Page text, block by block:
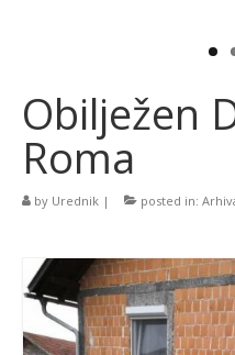
Obilježen
Roma
by Urednik | posted in: